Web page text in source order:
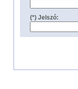
(*) Jelszó: